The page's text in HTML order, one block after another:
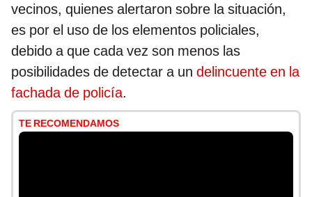
vecinos, quienes alertaron sobre la situación,
es por el uso de los elementos policiales,
debido a que cada vez son menos las
posibilidades de detectar a un delincuente en la
fachada de policía.
TE RECOMENDAMOS